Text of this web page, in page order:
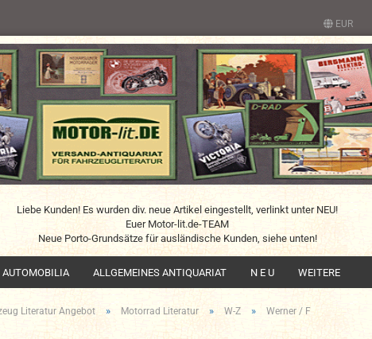
EUR
Liebe Kunden! Es wurden div. neue Artikel eingestellt, verlinkt unter NEU!
Euer Motor-lit.de-TEAM
Neue Porto-Grundsätze für ausländische Kunden, siehe unten!
AUTOMOBILIA ALLGEMEINES ANTIQUARIAT N E U WEITERE
Literatur Angebot » Motorrad Literatur » W-Z » Werner / F